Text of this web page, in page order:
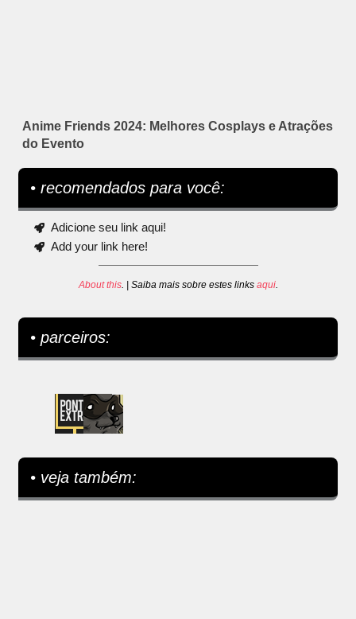
Anime Friends 2024: Melhores Cosplays e Atrações
do Evento
• recomendados para você:
Adicione seu link aqui!
Add your link here!
About this. | Saiba mais sobre estes links aqui.
• parceiros:
• veja também: